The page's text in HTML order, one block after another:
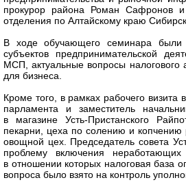
прокурор района Роман Сафронов
отделения по Алтайскому краю
В ходе обучающего семинара были
субъектов предпринимательской
МСП, актуальные вопросы налогового
для бизнеса.
Кроме того, в рамках рабочего
парламента и заместитель
в магазине Усть-Пристанского
пекарни, цеха по солению и копчению
овощной цех. Председатель совета
проблему включения
в отношении которых налоговая база
вопроса было взято на контроль